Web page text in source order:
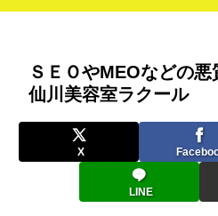
ＳＥＯやMEOなどの
仙川美容室ラクール
X
LINE